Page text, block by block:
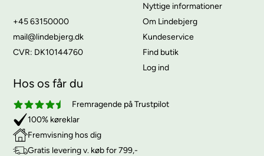
+45 63150000
mail@lindebjerg.dk
CVR: DK10144760
Nyttige informationer
Om Lindebjerg
Kundeservice
Find butik
Log ind
Hos os får du
Fremragende på Trustpilot
100% køreklar
Fremvisning hos dig
Gratis levering v. køb for 799,-